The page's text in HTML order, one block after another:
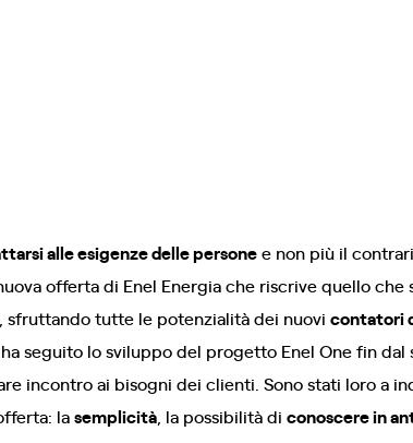
alle esigenze delle personee non più il
nuova offerta di Enel Energia che riscrive quello
tutte le potenzialità dei nuovi contatori
seguito lo sviluppo del progetto Enel One fin
incontro ai bisogni dei clienti. Sono stati loro a
lasemplicità , la possibilità di conoscere in